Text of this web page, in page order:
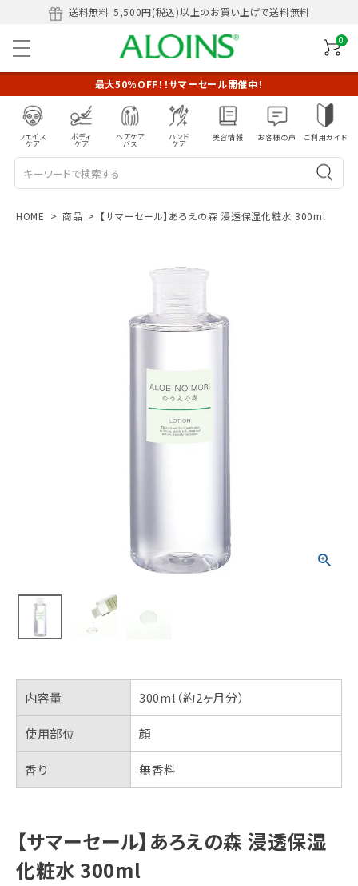
送料無料 5,500円(税込)以上のお買い上げで送料無料
0
最大50％OFF！！サマーセール開催中！
フェイス
ケア
ボディ
ケア
ヘアケア
バス
ハンド
ケア
美容情報 お客様の声 ご利用ガイド
HOME 商品 【サマーセール】あろえの森 浸透保湿化粧水 300ml
内容量 300ml（約2ヶ月分）
使用部位 顔
香り 無香料
【サマーセール】あろえの森 浸透保湿
化粧水 300ml